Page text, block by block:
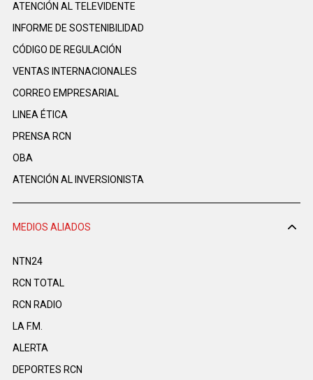
ATENCIÓN AL TELEVIDENTE
INFORME DE SOSTENIBILIDAD
CÓDIGO DE REGULACIÓN
VENTAS INTERNACIONALES
CORREO EMPRESARIAL
LINEA ÉTICA
PRENSA RCN
OBA
ATENCIÓN AL INVERSIONISTA
MEDIOS ALIADOS
NTN24
RCN TOTAL
RCN RADIO
LA F.M.
ALERTA
DEPORTES RCN